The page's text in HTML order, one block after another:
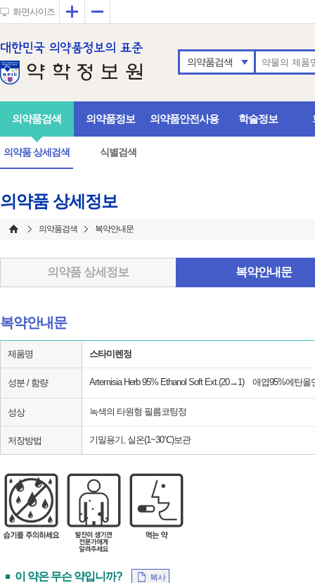
화면사이즈 확대
의약품검색
의약품검색
의약품 상세검색 식별검색
의약품정보 의약품안전사용 학술정보
의약품 상세정보
의약품검색 복약안내문
의약품 상세정보 복약안내문
복약안내문
제품명 스타미렌정
성분 / 함량 Artemisia Herb 95% Ethanol Soft Ext.(20→1) 애엽95%에탄
성상 녹색의 타원형 필름코팅정
저장방법 기밀용기, 실온(1~30℃)보관
이 약은 무슨 약입니까? 복사